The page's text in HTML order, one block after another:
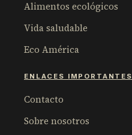
Alimentos ecológicos
Vida saludable
Eco América
ENLACES IMPORTANTES
Contacto
Sobre nosotros